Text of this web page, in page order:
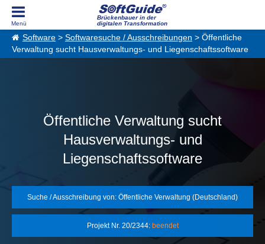
Brückenbauer in der
digitalen Transformation
Software > Softwaresuche / Ausschreibungen > Öffentliche
Verwaltung sucht Hausverwaltungs- und Liegenschaftssoftware
Öffentliche Verwaltung sucht
Hausverwaltungs- und
Liegenschaftssoftware
Suche / Ausschreibung von: Öffentliche Verwaltung (Deutschland)
Projekt Nr. 20/2344: beendet